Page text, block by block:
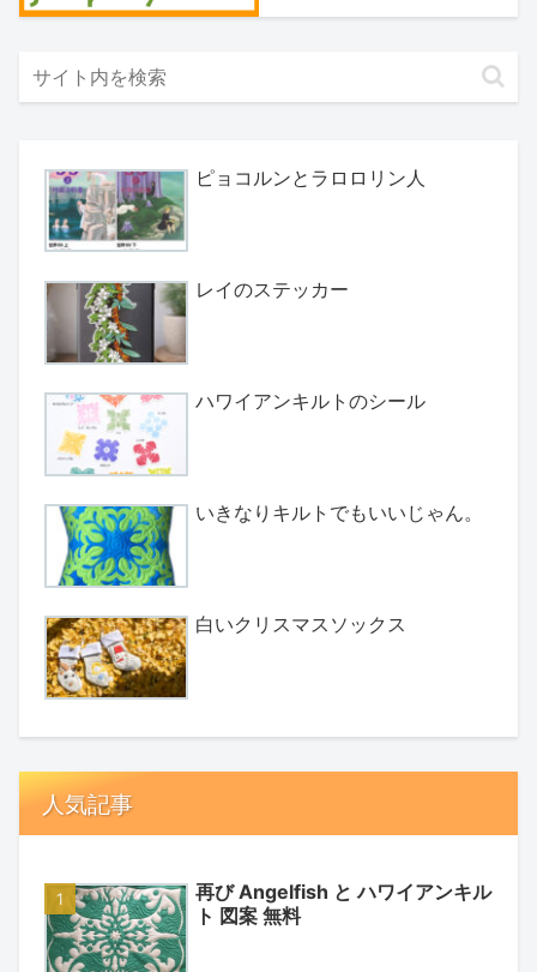
ピョコルンとラロロリン人
レイのステッカー
ハワイアンキルトのシール
いきなりキルトでもいいじゃん。
白いクリスマスソックス
人気記事
再び Angelfish と ハワイアンキル
ト 図案 無料